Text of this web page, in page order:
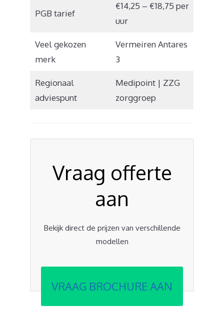
PGB tarief
€14,25 – €18,75 per
uur
Veel gekozen
merk
Vermeiren Antares
3
Regionaal
adviespunt
Medipoint | ZZG
zorggroep
Vraag offerte
aan
Bekijk direct de prijzen van verschillende
modellen
VRAAG BROCHURE AAN